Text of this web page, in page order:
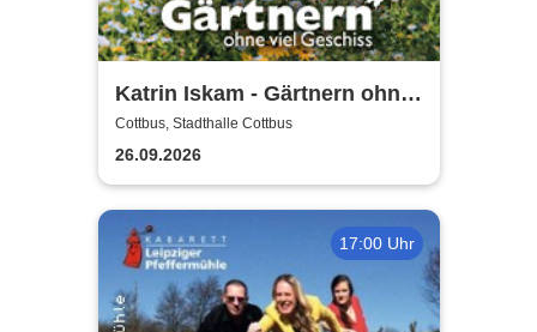
Katrin Iskam - Gärtnern ohne
viel Geschiss
Cottbus, Stadthalle Cottbus
26.09.2026
17:00 Uhr